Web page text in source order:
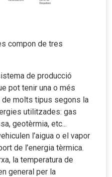
compon de tres
de producció
pot tenir una o més
de molts tipus segons la
utilitzades: gas
geotèrmia, etc...
l’aigua o el vapor
de l’energia tèrmica.
la temperatura de
general per la